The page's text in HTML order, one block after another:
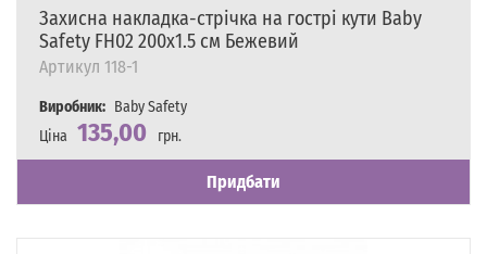
Захисна накладка-стрічка на гострі кути Baby
Safety FH02 200х1.5 см Бежевий
Артикул 118-1
Виробник: Baby Safety
Ціна 135,00
грн.
Наявність
Є в наявності
Придбати